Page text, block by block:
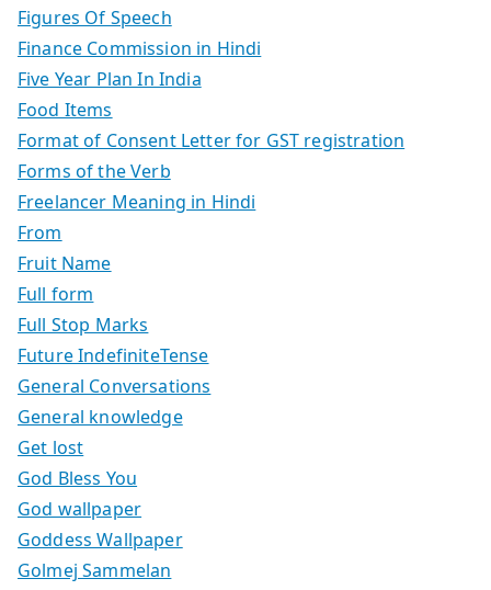
Figures Of Speech
Finance Commission in Hindi
Five Year Plan In India
Food Items
Format of Consent Letter for GST registration
Forms of the Verb
Freelancer Meaning in Hindi
From
Fruit Name
Full form
Full Stop Marks
Future IndefiniteTense
General Conversations
General knowledge
Get lost
God Bless You
God wallpaper
Goddess Wallpaper
Golmej Sammelan